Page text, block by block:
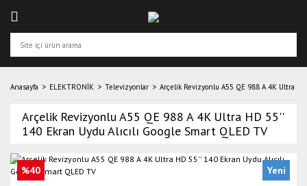
Anasayfa ELEKTRONİK Televizyonlar Arçelik Revizyonlu A55 QE 988 A 4K Ultra
Arçelik Revizyonlu A55 QE 988 A 4K Ultra HD 55''
140 Ekran Uydu Alıcılı Google Smart QLED TV
%40 Yeni